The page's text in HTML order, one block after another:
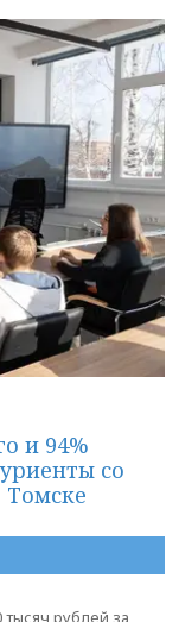
и 94%
со
Томске